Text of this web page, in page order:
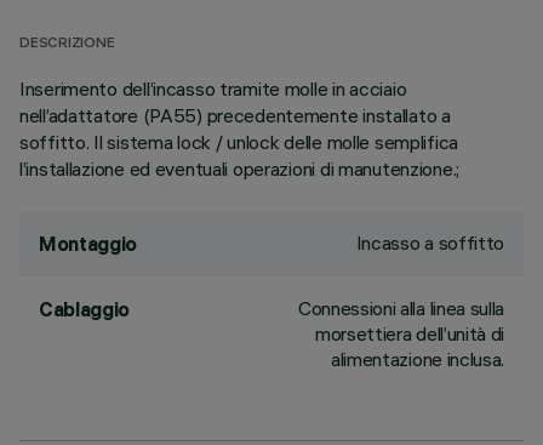
DESCRIZIONE
Inserimento dell’incasso tramite molle in acciaio
nell’adattatore (PA55) precedentemente installato a
soffitto. Il sistema lock / unlock delle molle semplifica
l’installazione ed eventuali operazioni di manutenzione.;
Montaggio Incasso a soffitto
Cablaggio
Connessioni alla linea sulla
morsettiera dell’unità di
alimentazione inclusa.